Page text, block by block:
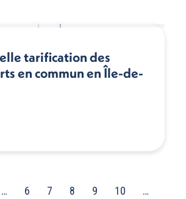
tarification des
en commun en Île-de-
… 6 7 8 9 10
…